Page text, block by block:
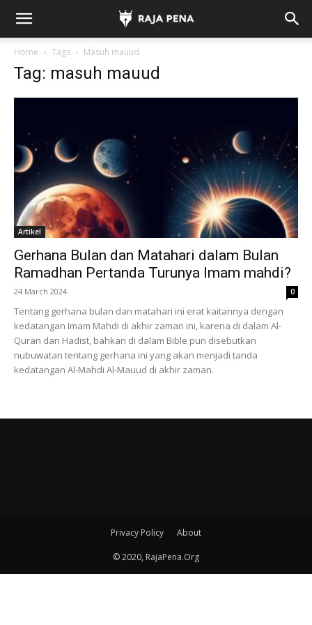
Home Tags Masuh mauud
Tag: masuh mauud
Artikel
Gerhana Bulan dan Matahari dalam Bulan
Ramadhan Pertanda Turunya Imam mahdi?
24 March 2024 0
Tentang gerhana bulan dan matahari ini erat kaitannya dengan
kedatangan Imam Mahdi di akhir zaman ini, karena di dalam Al-
Quran dan Hadist, bahkan di dalam Bible pun disebutkan
nubuwatan tentang gerhana ini yang akan menjadi tanda
kedatangan Al-Mahdi Al-Mauud di akhir zaman.
Privacy Policy About
© 2020, RajaPena.Org